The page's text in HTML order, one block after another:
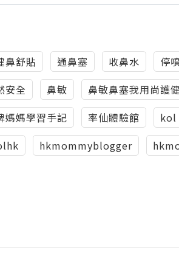
鼻舒貼 通鼻塞 收鼻水
停
安全 鼻敏
鼻敏鼻塞我用尚護
媽媽學習手記 率仙體驗館
kol
hkmommyblogger